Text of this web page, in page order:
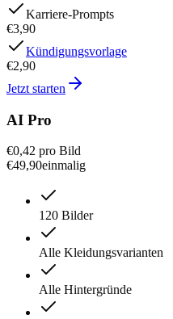
Karriere-Prompts
€3,90
Kündigungsvorlage
€2,90
Jetzt starten
AI Pro
€0,42 pro Bild
€49,90einmalig
120 Bilder
Alle Kleidungsvarianten
Alle Hintergründe